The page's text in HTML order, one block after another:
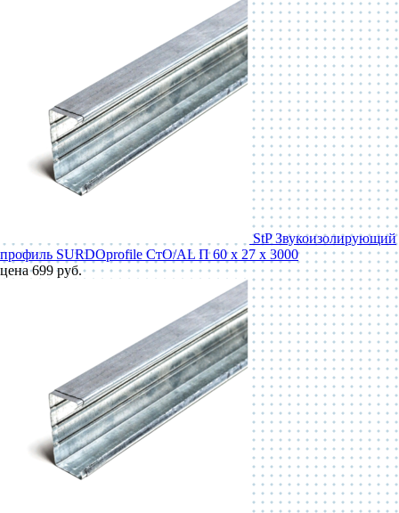
StP Звукоизолирующий
профиль SURDOprofile СтО/AL П 60 x 27 x 3000
цена 699 руб.